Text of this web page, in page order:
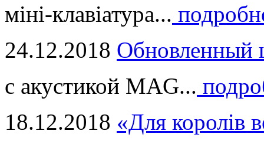
міні-клавіатура...
24.12.2018 Обновленный
с акустикой MAG...
18.12.2018 «Для королів